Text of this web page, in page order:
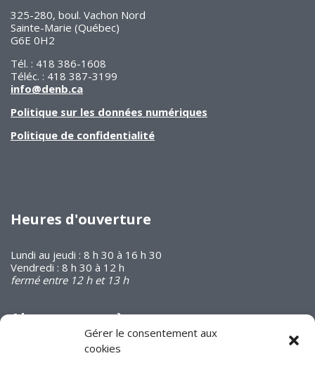
Gérer le consentement aux
cookies
325-280, boul. Vachon Nord
Sainte-Marie (Québec)
G6E 0H2
Tél. : 418 386-1608
Téléc. : 418 387-3199
info@denb.ca
Politique sur les données numériques
Politique de confidentialité
Heures d'ouverture
Lundi au jeudi : 8 h 30 à 16 h 30
Vendredi : 8 h 30 à 12 h
fermé entre 12 h et 13 h
Abonnez-vous à
notre infolettre